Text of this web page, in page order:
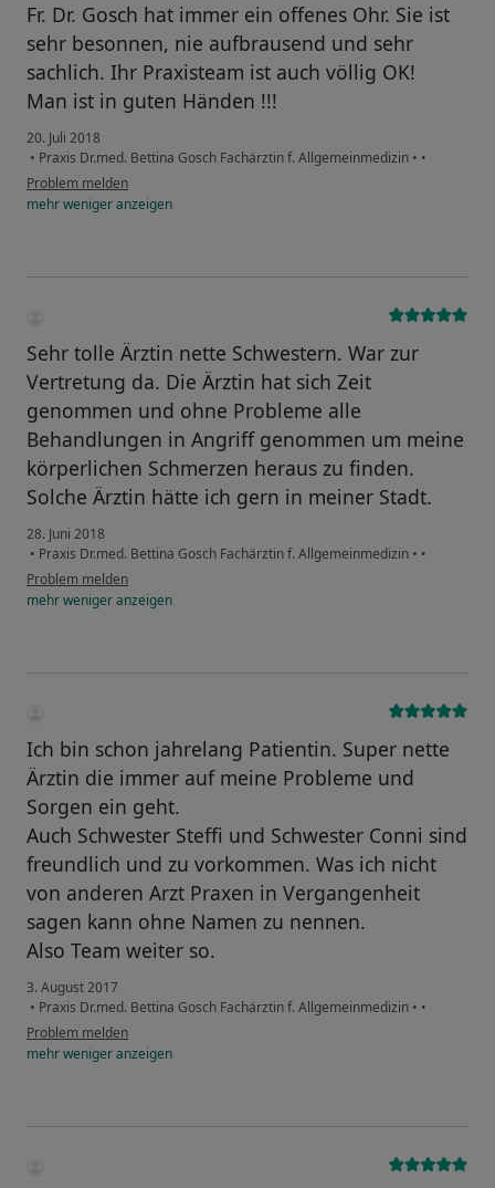
Fr. Dr. Gosch hat immer ein offenes Ohr. Sie ist
sehr besonnen, nie aufbrausend und sehr
sachlich. Ihr Praxisteam ist auch völlig OK!
Man ist in guten Händen !!!
20. Juli 2018
• Praxis Dr.med. Bettina Gosch Fachärztin f. Allgemeinmedizin • •
Problem melden
mehrwenigeranzeigen
Sehr tolle Ärztin nette Schwestern. War zur
Vertretung da. Die Ärztin hat sich Zeit
genommen und ohne Probleme alle
Behandlungen in Angriff genommen um meine
körperlichen Schmerzen heraus zu finden.
Solche Ärztin hätte ich gern in meiner Stadt.
28. Juni 2018
• Praxis Dr.med. Bettina Gosch Fachärztin f. Allgemeinmedizin • •
Problem melden
mehrwenigeranzeigen
Ich bin schon jahrelang Patientin. Super nette
Ärztin die immer auf meine Probleme und
Sorgen ein geht.
Auch Schwester Steffi und Schwester Conni sind
freundlich und zu vorkommen. Was ich nicht
von anderen Arzt Praxen in Vergangenheit
sagen kann ohne Namen zu nennen.
Also Team weiter so.
3. August 2017
• Praxis Dr.med. Bettina Gosch Fachärztin f. Allgemeinmedizin • •
Problem melden
mehrwenigeranzeigen